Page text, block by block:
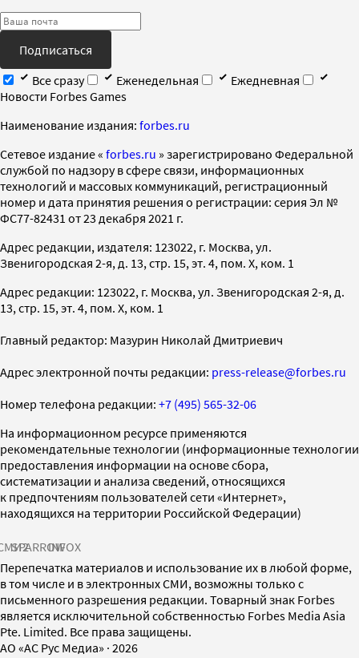
Подписаться
Все сразу
Еженедельная
Ежедневная
Новости Forbes Games
Наименование издания: forbes.ru
Cетевое издание « forbes.ru » зарегистрировано Федеральной
службой по надзору в сфере связи, информационных
технологий и массовых коммуникаций, регистрационный
номер и дата принятия решения о регистрации: серия Эл №
ФС77-82431 от 23 декабря 2021 г.
Адрес редакции, издателя: 123022, г. Москва, ул.
Звенигородская 2-я, д. 13, стр. 15, эт. 4, пом. X, ком. 1
Адрес редакции: 123022, г. Москва, ул. Звенигородская 2-я, д.
13, стр. 15, эт. 4, пом. X, ком. 1
Главный редактор: Мазурин Николай Дмитриевич
Адрес электронной почты редакции: press-release@forbes.ru
Номер телефона редакции: +7 (495) 565-32-06
На информационном ресурсе применяются
рекомендательные технологии (информационные технологии
предоставления информации на основе сбора,
систематизации и анализа сведений, относящихся
к предпочтениям пользователей сети «Интернет»,
находящихся на территории Российской Федерации)
SPARROWINFOX
Перепечатка материалов и использование их в любой форме,
в том числе и в электронных СМИ, возможны только с
письменного разрешения редакции. Товарный знак Forbes
является исключительной собственностью Forbes Media Asia
Pte. Limited. Все права защищены.
AO «АС Рус Медиа» · 2026